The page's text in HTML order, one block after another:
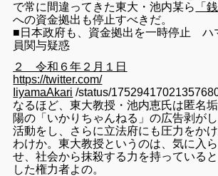
で常に間違ってきた東大・池内某ら
「
への資金拠出も停止すべきだ。
■日本政府も、資金拠出を一時停止
員関与疑惑
２ 令和６年２月１日
https://twitter.com/
IiyamaAkari /status/
なるほど、東大教授・池内恵氏は匿名
陽の「 いかりちゃんねる」の広告剥が
活動をし、 さらに立法府にも圧力をか
わけか。東大教授というのは、気に入
せ、社会から抹殺する力を持っていると
した権力者よの。